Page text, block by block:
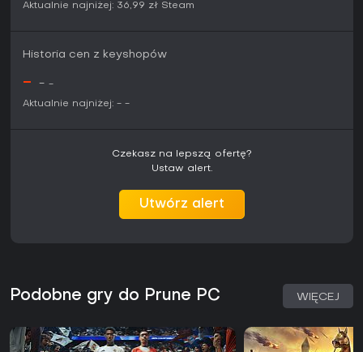
Aktualnie najniżej: 36,99 zł Steam
Historia cen z keyshopów
- - -
Aktualnie najniżej: - -
Czekasz na lepszą ofertę?
Ustaw alert.
Utwórz alert
Podobne gry do Prune PC WIĘCEJ